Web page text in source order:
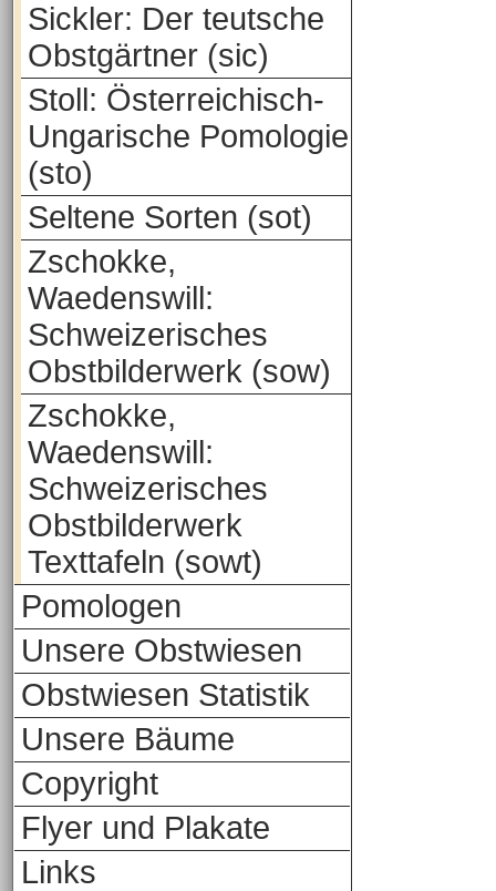
Sickler: Der teutsche
Obstgärtner (sic)
Stoll: Österreichisch-
Ungarische Pomologie
(sto)
Seltene Sorten (sot)
Zschokke,
Waedenswill:
Schweizerisches
Obstbilderwerk (sow)
Zschokke,
Waedenswill:
Schweizerisches
Obstbilderwerk
Texttafeln (sowt)
Pomologen
Unsere Obstwiesen
Obstwiesen Statistik
Unsere Bäume
Copyright
Flyer und Plakate
Links